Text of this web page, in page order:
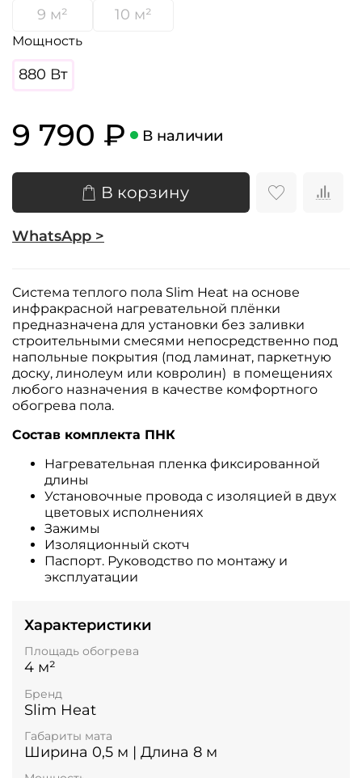
9 м²
10 м²
Мощность
880 Вт
9 790 ₽ В наличии
В корзину
WhatsApp >
Система теплого пола Slim Heat на основе
инфракрасной нагревательной плёнки
предназначена для установки без заливки
строительными смесями непосредственно под
напольные покрытия (под ламинат, паркетную
доску, линолеум или ковролин) в помещениях
любого назначения в качестве комфортного
обогрева пола.
Состав комплекта ПНК
Нагревательная пленка фиксированной
длины
Установочные провода с изоляцией в двух
цветовых исполнениях
Зажимы
Изоляционный скотч
Паспорт. Руководство по монтажу и
эксплуатации
Характеристики
Площадь обогрева
4 м²
Бренд
Slim Heat
Габариты мата
Ширина 0,5 м | Длина 8 м